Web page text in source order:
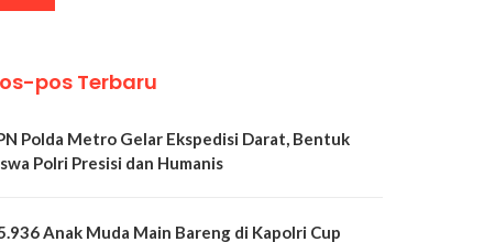
pos Terbaru
Polda Metro Gelar Ekspedisi Darat, Bentuk
Polri Presisi dan Humanis
Anak Muda Main Bareng di Kapolri Cup